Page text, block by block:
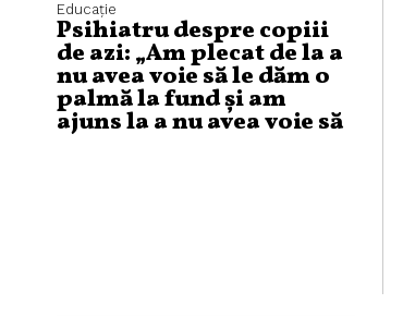
Educaţie
Psihiatru despre copiii
de azi: „Am plecat de la a
nu avea voie să le dăm o
palmă la fund și am
ajuns la a nu avea voie să